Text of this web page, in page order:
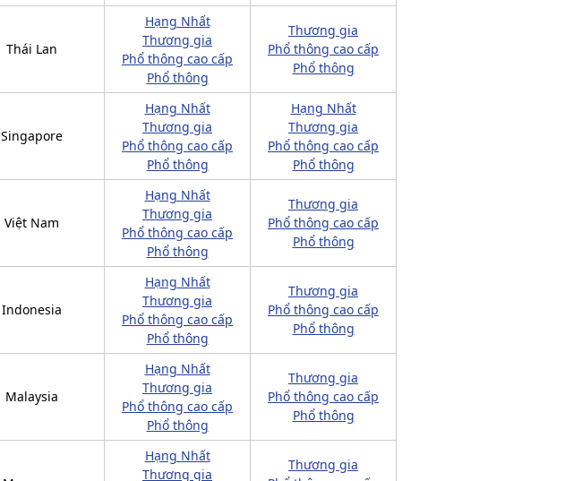
Thái Lan
Hạng Nhất
Thương gia
Phổ thông cao cấp
Phổ thông
Thương gia
Phổ thông cao cấp
Phổ thông
Singapore
Hạng Nhất
Thương gia
Phổ thông cao cấp
Phổ thông
Hạng Nhất
Thương gia
Phổ thông cao cấp
Phổ thông
Việt Nam
Hạng Nhất
Thương gia
Phổ thông cao cấp
Phổ thông
Thương gia
Phổ thông cao cấp
Phổ thông
Indonesia
Hạng Nhất
Thương gia
Phổ thông cao cấp
Phổ thông
Thương gia
Phổ thông cao cấp
Phổ thông
Malaysia
Hạng Nhất
Thương gia
Phổ thông cao cấp
Phổ thông
Thương gia
Phổ thông cao cấp
Phổ thông
Hạng Nhất
Thương gia
Thương gia